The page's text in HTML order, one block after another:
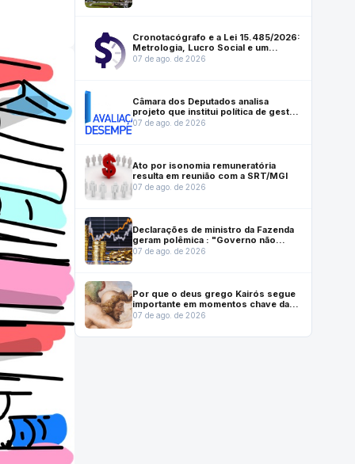
Cronotacógrafo e a Lei 15.485/2026:
Metrologia, Lucro Social e um
instrumento que ajuda a salvar vidas
07 de ago. de 2026
Câmara dos Deputados analisa
projeto que institui política de gestão
e desempenho no serviço público
07 de ago. de 2026
Ato por isonomia remuneratória
resulta em reunião com a SRT/MGI
07 de ago. de 2026
Declarações de ministro da Fazenda
geram polêmica : "Governo não
gasta mais do que arrecada"
07 de ago. de 2026
Por que o deus grego Kairós segue
importante em momentos chave da
vida moderna
07 de ago. de 2026